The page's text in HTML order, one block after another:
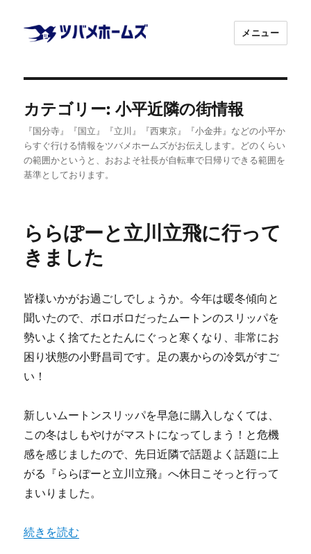
株式会社ツバ
メホームズ
メニュー
カテゴリー:小平近隣の街情報
『国分寺』『国立』『立川』『西東京』『小金井』などの小平か
らすぐ行ける情報をツバメホームズがお伝えします。どのくらい
の範囲かというと、おおよそ社長が自転車で日帰りできる範囲を
基準としております。
ららぽーと立川立飛に行って
きました
皆様いかがお過ごしでしょうか。今年は暖冬傾向と
聞いたので、ボロボロだったムートンのスリッパを
勢いよく捨てたとたんにぐっと寒くなり、非常にお
困り状態の小野昌司です。足の裏からの冷気がすご
い！
新しいムートンスリッパを早急に購入しなくては、
この冬はしもやけがマストになってしまう！と危機
感を感じましたので、先日近隣で話題よく話題に上
がる『ららぽーと立川立飛』へ休日こそっと行って
まいりました。
“ららぽーと立川立飛に行ってきました” の
続きを読む